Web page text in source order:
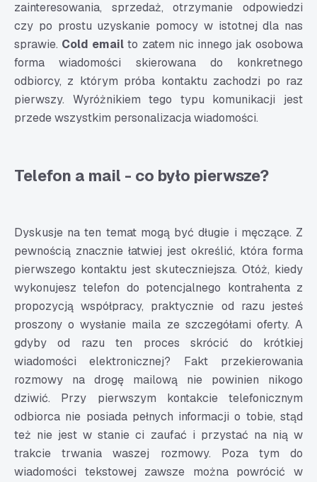
zainteresowania, sprzedaż, otrzymanie odpowiedzi
czy po prostu uzyskanie pomocy w istotnej dla nas
sprawie. Cold email to zatem nic innego jak osobowa
forma wiadomości skierowana do konkretnego
odbiorcy, z którym próba kontaktu zachodzi po raz
pierwszy. Wyróżnikiem tego typu komunikacji jest
przede wszystkim personalizacja wiadomości.
Telefon a mail - co było pierwsze?
Dyskusje na ten temat mogą być długie i męczące. Z
pewnością znacznie łatwiej jest określić, która forma
pierwszego kontaktu jest skuteczniejsza. Otóż, kiedy
wykonujesz telefon do potencjalnego kontrahenta z
propozycją współpracy, praktycznie od razu jesteś
proszony o wysłanie maila ze szczegółami oferty. A
gdyby od razu ten proces skrócić do krótkiej
wiadomości elektronicznej? Fakt przekierowania
rozmowy na drogę mailową nie powinien nikogo
dziwić. Przy pierwszym kontakcie telefonicznym
odbiorca nie posiada pełnych informacji o tobie, stąd
też nie jest w stanie ci zaufać i przystać na nią w
trakcie trwania waszej rozmowy. Poza tym do
wiadomości tekstowej zawsze można powrócić w